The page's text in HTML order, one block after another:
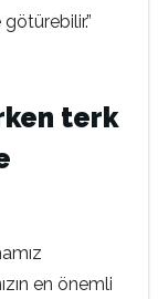
terk
en önemli